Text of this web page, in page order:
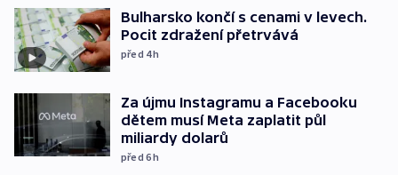
Bulharsko končí s cenami v levech.
Pocit zdražení přetrvává
před 4h
Za újmu Instagramu a Facebooku
dětem musí Meta zaplatit půl
miliardy dolarů
před 6h